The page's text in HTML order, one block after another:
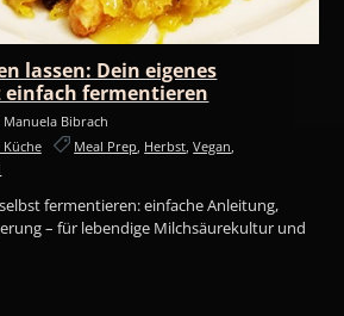
lassen: Dein eigenes
einfach fermentieren
Manuela Bibrach
Küche Meal Prep Herbst ,Vegan
fermentieren: einfache Anleitung,
– für lebendige Milchsäurekultur und